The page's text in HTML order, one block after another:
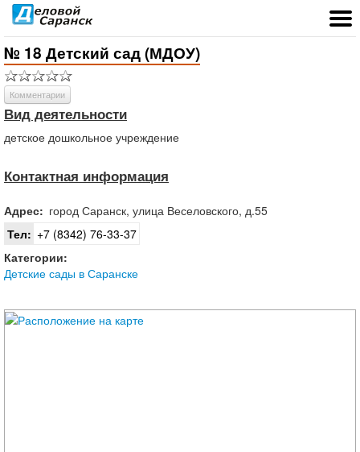
№ 18 Детский сад (МДОУ)
Комментарии
Вид деятельности
детское дошкольное учреждение
Контактная информация
Адрес: город Саранск, улица Веселовского, д.55
Тел: +7 (8342) 76-33-37
Категории:
Детские сады в Саранске